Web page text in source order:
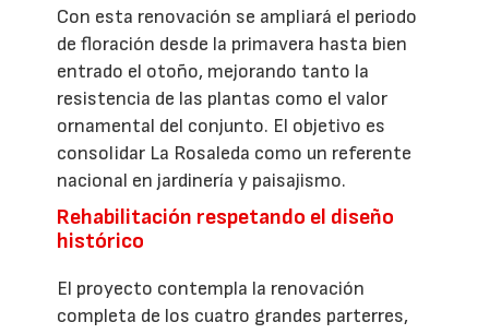
Con esta renovación se ampliará el periodo
de floración desde la primavera hasta bien
entrado el otoño, mejorando tanto la
resistencia de las plantas como el valor
ornamental del conjunto. El objetivo es
consolidar La Rosaleda como un referente
nacional en jardinería y paisajismo.
Rehabilitación respetando el diseño
histórico
El proyecto contempla la renovación
completa de los cuatro grandes parterres,